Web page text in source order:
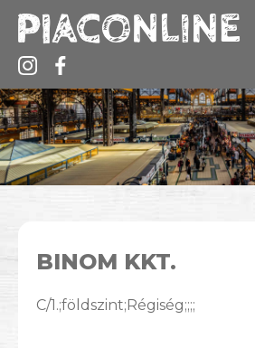
BINOM KKT.
C/1.;földszint;Régiség;;;;